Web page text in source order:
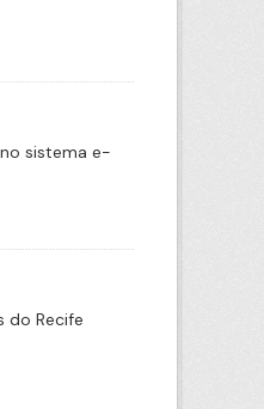
sistema e-
do Recife